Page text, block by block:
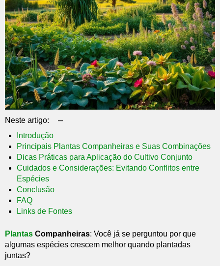
Neste artigo: –
Introdução
Principais Plantas Companheiras e Suas Combinações
Dicas Práticas para Aplicação do Cultivo Conjunto
Cuidados e Considerações: Evitando Conflitos entre
Espécies
Conclusão
FAQ
Links de Fontes
Plantas Companheiras: Você já se perguntou por que
algumas espécies crescem melhor quando plantadas
juntas?